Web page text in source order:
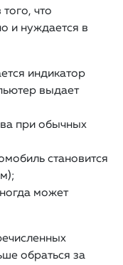
что
и нуждается в
индикатор
выдает
при обычных
становится
может
обраться за